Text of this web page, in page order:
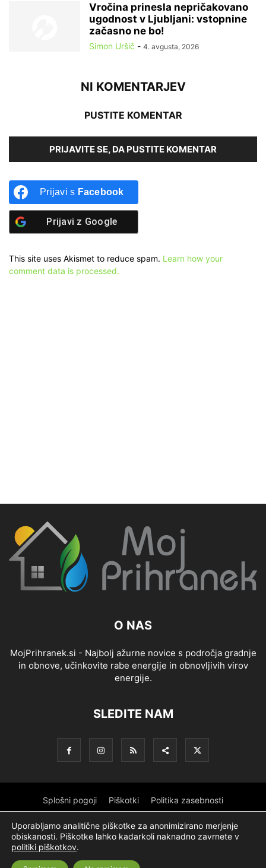
Vročina prinesla nepričakovano
ugodnost v Ljubljani: vstopnine
začasno ne bo!
Simon Uršič - 4. avgusta, 2026
NI KOMENTARJEV
PUSTITE KOMENTAR
PRIJAVITE SE, DA PUSTITE KOMENTAR
Prijavi s Facebook
Prijavi z Google
This site uses Akismet to reduce spam. Learn how your
comment data is processed.
O NAS
MojPrihranek.si - Najbolj ažurne novice s področja gradnje
in obnove, učinkovite rabe energije in obnovljivih virov
energije.
SLEDITE NAM
Splošni pogoji Piškotki Politika zasebnosti
Oglaševanje Partnerji Sofinanciranje Logotip
O podjetju
Uporabljamo analitične piškotke za anonimizirano merjenje
obiskanosti. Piškotke lahko kadarkoli naknadno zavrnete v
politiki piškotkov.